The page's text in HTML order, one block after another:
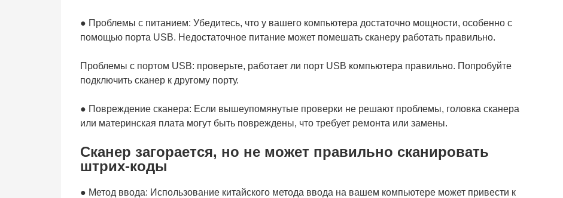
● Проблемы с питанием: Убедитесь, что у вашего компьютера достаточно мощности, особенно с
помощью порта USB. Недостаточное питание может помешать сканеру работать правильно.
Проблемы с портом USB: проверьте, работает ли порт USB компьютера правильно. Попробуйте
подключить сканер к другому порту.
● Повреждение сканера: Если вышеупомянутые проверки не решают проблемы, головка сканера
или материнская плата могут быть повреждены, что требует ремонта или замены.
Сканер загорается, но не может правильно сканировать
штрих-коды
● Метод ввода: Использование китайского метода ввода на вашем компьютере может привести к